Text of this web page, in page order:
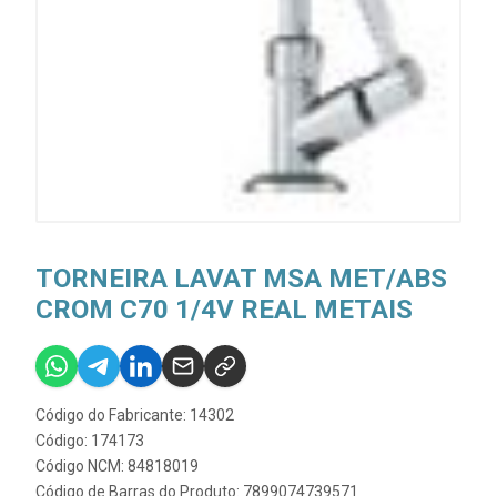
TORNEIRA LAVAT MSA MET/ABS
CROM C70 1/4V REAL METAIS
Código do Fabricante: 14302
Código: 174173
Código NCM: 84818019
Código de Barras do Produto: 7899074739571